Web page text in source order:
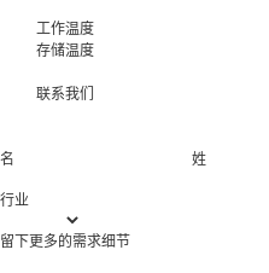
工作温度
存储温度
联系我们
名
姓
行业
留下更多的需求细节